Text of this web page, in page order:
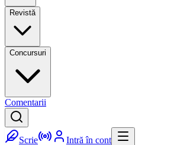
Revistă
Concursuri
Comentarii
Scrie Intră în cont